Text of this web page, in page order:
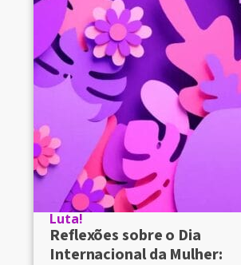
Luta!
Reflexões sobre o Dia
Internacional da Mulher: